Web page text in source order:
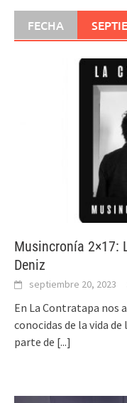
FECHA
Musincronía 2×17:
Deniz
septiembre 20, 2023
En La Contratapa nos
conocidas de la vida
parte de [...]